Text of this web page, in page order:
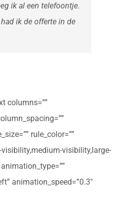
ik al een telefoontje.
ik de offerte in de
columns=””
rule_color=””
visibility,large-
animation_speed=”0.3″